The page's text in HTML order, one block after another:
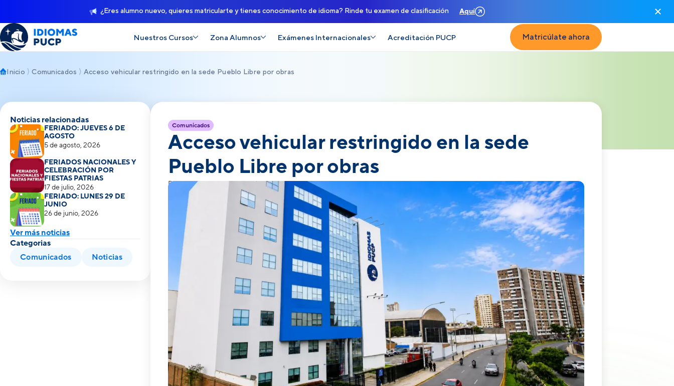
¿Eres alumno nuevo, quieres matricularte y tienes conocimiento de idioma? Rinde tu examen de clasificación Aquí
Nuestros Cursos Zona Alumnos Exámenes Internacionales Acreditación PUCP Matricúlate ahora
Inicio Comunicados Acceso vehicular restringido en la sede Pueblo Libre por obras
Noticias relacionadas
FERIADO: JUEVES 6 DE
AGOSTO
5 de agosto, 2026
FERIADOS NACIONALES Y
CELEBRACIÓN POR
FIESTAS PATRIAS
17 de julio, 2026
FERIADO: LUNES 29 DE
JUNIO
26 de junio, 2026
Ver más noticias
Categorias
Comunicados Noticias
Comunicados
Acceso vehicular restringido en la sede
Pueblo Libre por obras
Publicado el 5 de junio, 2026